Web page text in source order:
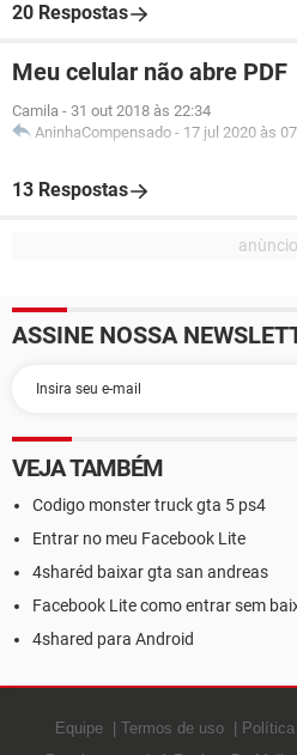
20 Respostas
Meu celular não abre PDF
Camila - 31 out 2018 às 22:34
AninhaCompensado - 17 jul 2020 às
13 Respostas
ASSINE NOSSA
VEJA TAMBÉM
Codigo monster truck gta 5 ps4
Entrar no meu Facebook Lite
4sharéd baixar gta san andreas
Facebook Lite como entrar sem
4shared para Android
Equipe Termos de uso